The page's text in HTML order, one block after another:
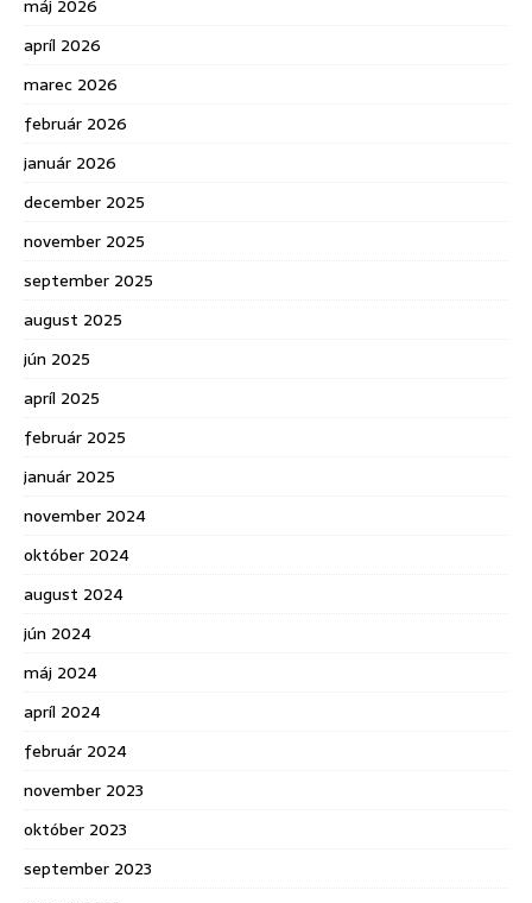
máj 2026
apríl 2026
marec 2026
február 2026
január 2026
december 2025
november 2025
september 2025
august 2025
jún 2025
apríl 2025
február 2025
január 2025
november 2024
október 2024
august 2024
jún 2024
máj 2024
apríl 2024
február 2024
november 2023
október 2023
september 2023